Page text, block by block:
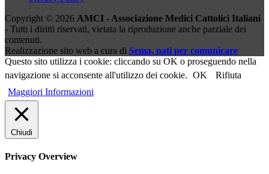
Copyright © 2026 AMCI - Associazione Medici Cattolici Italiani
- Tutti i diritti riservati, vietata la riproduzione anche parziale dei
contenuti.
Realizzazione sito web a cura di Sema, nati per comunicare
Questo sito utilizza i cookie: cliccando su OK o proseguendo nella
navigazione si acconsente all'utilizzo dei cookie. OK
Rifiuta
Maggiori Informazioni
Chiudi
Privacy Overview